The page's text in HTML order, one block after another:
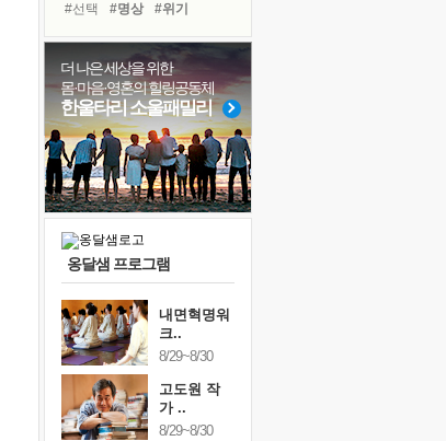
꿈이 실제가 되는 것
'말 타는 법'을 먼저
졸업식 사진을 보며
극심한 변비, 어깨결림, 수면 장애
아픈 아버지를 위한 공간 설계
슬럼프
보고 싶은 어머니
못된 꼰대들
#선택
#명상
#위기
#극복
#아이들
#다짐
#사람
#바이러스
#독서
#면역력
#도움
#비전캠프
#유튜브
#삶
#건강
더 나은 세상을 위한
몸·마음·영혼의 힐링공동체
한울타리 소울패밀리
옹달샘 프로그램
내면혁명워
크..
8/29~8/30
고도원 작
가 ..
8/29~8/30